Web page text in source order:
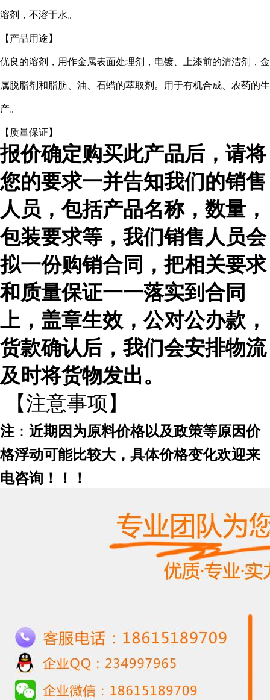
溶剂，不溶于水。
【产品用途】
优良的溶剂，用作金属表面处理剂，电镀、上漆前的清洁剂，金
属脱脂剂和脂肪、油、石蜡的萃取剂。用于有机合成、农药的生
产。
【质量保证】
报价确定购买此产品后，请将
您的要求一并告知我们的销售
人员，包括产品名称，数量，
包装要求等，我们销售人员会
拟一份购销合同，把相关要求
和质量保证一一落实到合同
上，盖章生效，公对公办款，
货款确认后，我们会安排物流
及时将货物发出。
【注意事项】
注 ： 近期因为原料价格以及政策等原因价
格浮动可能比较大，具体价格变化欢迎来
电咨询！！！